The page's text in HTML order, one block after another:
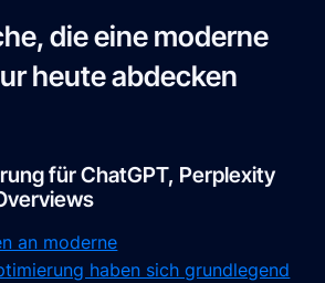
die eine moderne
heute abdecken
für ChatGPT, Perplexity
an moderne
haben sich grundlegend